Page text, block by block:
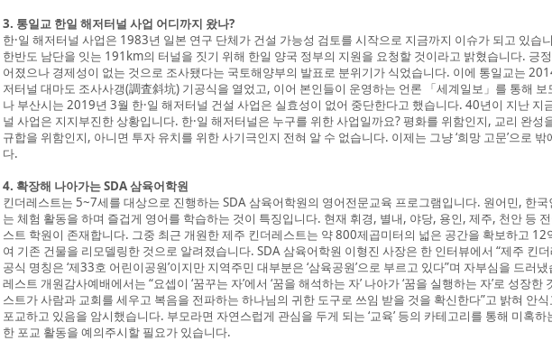
3. 통일교 한일 해저터널 사업 어디까지 왔나?
한·일 해저터널 사업은 1983년 일본 연구 단체가 건설 가능성 검토를 시작으로 지금까지 이슈가 되고 있습
한반도 남단을 잇는 191km의 터널을 짓기 위해 한일 양국 정부의 지원을 요청할 것이라고 밝혔습니다. 긍
어졌으나 경제성이 없는 것으로 조사됐다는 국토해양부의 발표로 분위기가 식었습니다. 이에 통일교는
저터널 대마도 조사사갱(調査斜坑) 기공식을 열었고, 이어 본인들이 운영하는 언론 「세계일보」를 통해 보
나 부산시는 2019년 3월 한·일 해저터널 건설 사업은 실효성이 없어 중단한다고 했습니다. 40년이 지난 지
널 사업은 지지부진한 상황입니다. 한·일 해저터널은 누구를 위한 사업일까요? 평화를 위함인지, 교리 완성
규합을 위함인지, 아니면 투자 유치를 위한 사기극인지 전혀 알 수 없습니다. 이제는 그냥 ‘희망 고문’으로 밖
다.
4. 확장해 나아가는 SDA 삼육어학원
킨더레스트는 5~7세를 대상으로 진행하는 SDA 삼육어학원의 영어전문교육 프로그램입니다. 원어민, 한
는 체험 활동을 하며 즐겁게 영어를 학습하는 것이 특징입니다. 현재 휘경, 별내, 야당, 용인, 제주, 천안 등
스트 학원이 존재합니다. 그중 최근 개원한 제주 킨더레스트는 약 800제곱미터의 넓은 공간을 확보하고 12
여 기존 건물을 리모델링한 것으로 알려졌습니다. SDA 삼육어학원 이형진 사장은 한 인터뷰에서 “제주 킨
공식 명칭은 ‘제33호 어린이공원’이지만 지역주민 대부분은 ‘삼육공원’으로 부르고 있다”며 자부심을 드러
레스트 개원감사예배에서는 “요셉이 ‘꿈꾸는 자’에서 ‘꿈을 해석하는 자’ 나아가 ‘꿈을 실행하는 자’로 성장한
스트가 사람과 교회를 세우고 복음을 전파하는 하나님의 귀한 도구로 쓰임 받을 것을 확신한다”고 밝혀 안
포교하고 있음을 암시했습니다. 부모라면 자연스럽게 관심을 두게 되는 ‘교육’ 등의 카테고리를 통해 미혹
한 포교 활동을 예의주시할 필요가 있습니다.